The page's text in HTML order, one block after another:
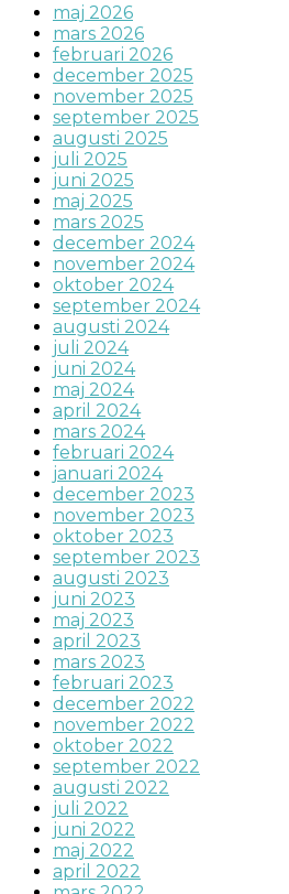
maj 2026
mars 2026
februari 2026
december 2025
november 2025
september 2025
augusti 2025
juli 2025
juni 2025
maj 2025
mars 2025
december 2024
november 2024
oktober 2024
september 2024
augusti 2024
juli 2024
juni 2024
maj 2024
april 2024
mars 2024
februari 2024
januari 2024
december 2023
november 2023
oktober 2023
september 2023
augusti 2023
juni 2023
maj 2023
april 2023
mars 2023
februari 2023
december 2022
november 2022
oktober 2022
september 2022
augusti 2022
juli 2022
juni 2022
maj 2022
april 2022